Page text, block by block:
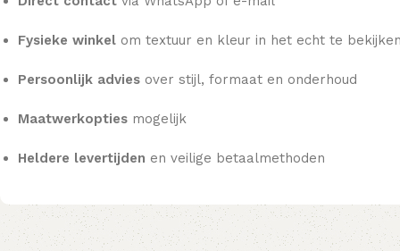
Fysieke winkel om textuur en kleur in het echt te
Persoonlijk advies over stijl, formaat en onderhoud
Maatwerkopties mogelijk
Heldere levertijden en veilige betaalmethoden